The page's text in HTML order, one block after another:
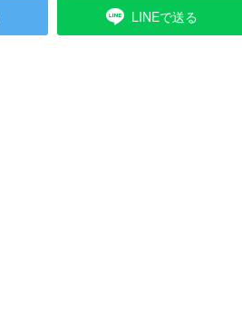
LINEで送る